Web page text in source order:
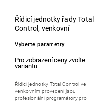
Řídicí jednotky řady Total
Control, venkovní
Vyberte parametry
Řídicí jednotky Total Control ve
venkovním provedení jsou
profesionální programátory pro